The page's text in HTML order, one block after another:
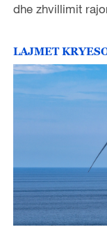
dhe zhvillimit
LAJMET